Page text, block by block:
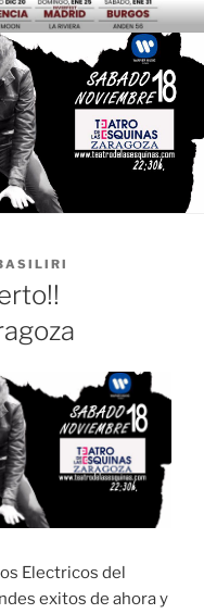
Electricos del
exitos de ahora y